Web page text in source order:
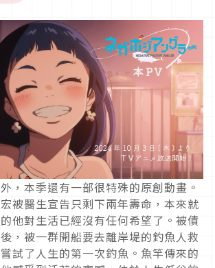
，本季還有一部很特殊的原創動畫。
被醫生宣告只剩下兩年壽命，本來就
他對生活已經沒有任何希望了。被債
，被一群開船要去離岸堤的釣魚人救
試了人生的第一次釣魚。魚竿傳來的